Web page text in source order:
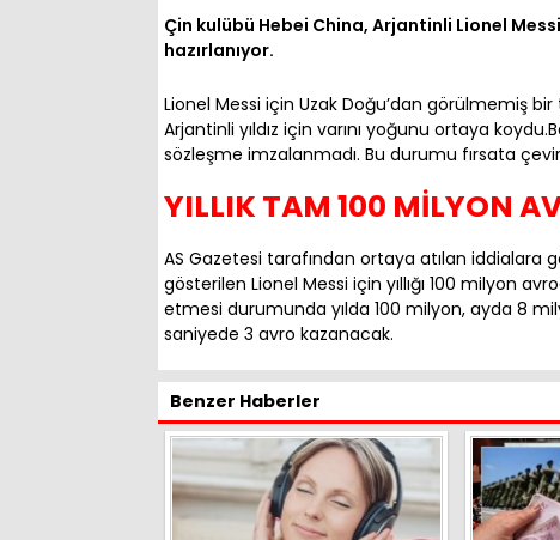
Çin kulübü Hebei China, Arjantinli Lionel
hazırlanıyor.
Lionel Messi için Uzak Doğu’dan görülmemiş
Arjantinli yıldız için varını yoğunu ortaya
sözleşme imzalanmadı. Bu durumu fırsata
YILLIK TAM 100 MİLYON
AS Gazetesi tarafından ortaya atılan iddialara
gösterilen Lionel Messi için yıllığı 100 milyon
etmesi durumunda yılda 100 milyon, ayda 8
saniyede 3 avro kazanacak.
Benzer Haberler